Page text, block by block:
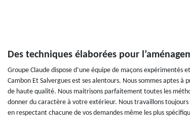
Des techniques élaborées pour
Groupe Claude dispose d’une équipe de maçons
Cambon Et Salvergues est ses alentours. Nous sommes aptes
de haute qualité. Nous maitrisons parfaitement toutes les
donner du caractère à votre extérieur. Nous travaillons
en respectant chacune de vos demandes même les plus